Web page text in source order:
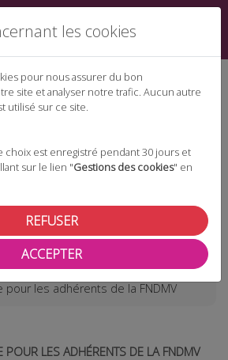
pour les adhérents de la FNDMV
POUR LES ADHÉRENTS DE LA FNDMV
les cookies
pour nous assurer du bon
site et analyser notre trafic. Aucun autre
utilisé sur ce site.
est enregistré pendant 30 jours et
sur le lien "Gestions des cookies" en
REFUSER
ACCEPTER